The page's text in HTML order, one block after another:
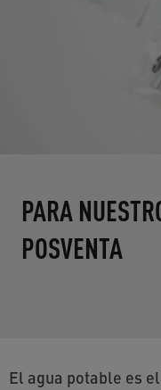
PARA
POSVENTA
El agua potable es el recurso más vital de nuestro